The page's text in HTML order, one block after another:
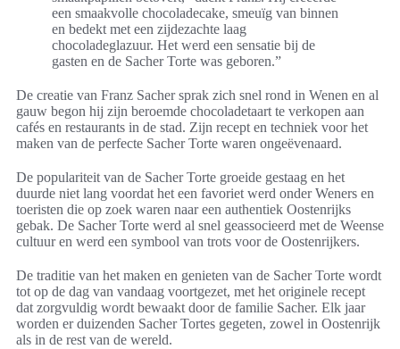
een smaakvolle chocoladecake, smeuïg van binnen
en bedekt met een zijdezachte laag
chocoladeglazuur. Het werd een sensatie bij de
gasten en de Sacher Torte was geboren.”
De creatie van Franz Sacher sprak zich snel rond in Wenen en al
gauw begon hij zijn beroemde chocoladetaart te verkopen aan
cafés en restaurants in de stad. Zijn recept en techniek voor het
maken van de perfecte Sacher Torte waren ongeëvenaard.
De populariteit van de Sacher Torte groeide gestaag en het
duurde niet lang voordat het een favoriet werd onder Weners en
toeristen die op zoek waren naar een authentiek Oostenrijks
gebak. De Sacher Torte werd al snel geassocieerd met de Weense
cultuur en werd een symbool van trots voor de Oostenrijkers.
De traditie van het maken en genieten van de Sacher Torte wordt
tot op de dag van vandaag voortgezet, met het originele recept
dat zorgvuldig wordt bewaakt door de familie Sacher. Elk jaar
worden er duizenden Sacher Tortes gegeten, zowel in Oostenrijk
als in de rest van de wereld.